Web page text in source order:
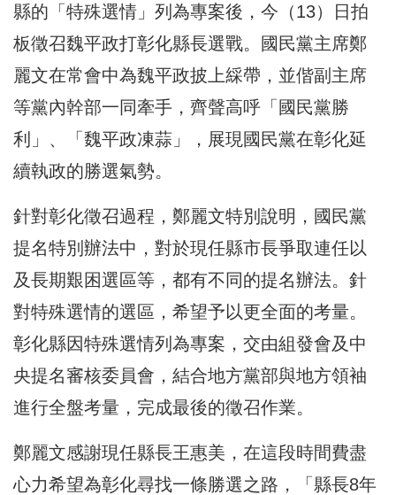
縣的「特殊選情」列為專案後，今（13）日拍
板徵召魏平政打彰化縣長選戰。國民黨主席鄭
麗文在常會中為魏平政披上綵帶，並偕副主席
等黨內幹部一同牽手，齊聲高呼「國民黨勝
利」、「魏平政凍蒜」，展現國民黨在彰化延
續執政的勝選氣勢。
針對彰化徵召過程，鄭麗文特別說明，國民黨
提名特別辦法中，對於現任縣市長爭取連任以
及長期艱困選區等，都有不同的提名辦法。針
對特殊選情的選區，希望予以更全面的考量。
彰化縣因特殊選情列為專案，交由組發會及中
央提名審核委員會，結合地方黨部與地方領袖
進行全盤考量，完成最後的徵召作業。
鄭麗文感謝現任縣長王惠美，在這段時間費盡
心力希望為彰化尋找一條勝選之路，「縣長8年